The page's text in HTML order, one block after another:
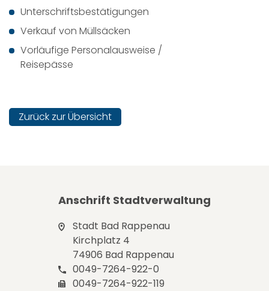
Unterschriftsbestätigungen
Verkauf von Müllsäcken
Vorläufige Personalausweise /
Reisepässe
Zurück zur Übersicht
Anschrift Stadtverwaltung
Stadt Bad Rappenau
Kirchplatz 4
74906 Bad Rappenau
0049-7264-922-0
0049-7264-922-119